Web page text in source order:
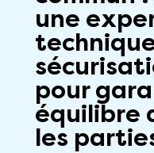
une
pour
équilibre
les